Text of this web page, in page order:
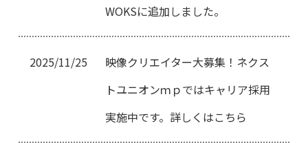
WOKSに追加しました。
2025/11/25
映像クリエイター大募集！ネクス
トユニオンｍｐではキャリア採用
実施中です。詳しくはこちら